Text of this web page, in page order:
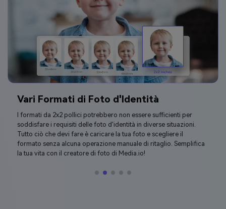
Vari Formati di Foto d'Identità
I formati da 2x2 pollici potrebbero non essere sufficienti per
soddisfare i requisiti delle foto d'identità in diverse situazioni.
Tutto ciò che devi fare è caricare la tua foto e scegliere il
formato senza alcuna operazione manuale di ritaglio. Semplifica
la tua vita con il creatore di foto di Media.io!